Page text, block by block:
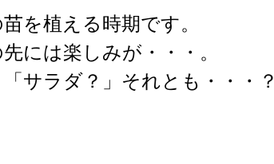
を植える時期です。
には楽しみが・・・。
サラダ？」それとも・・・？